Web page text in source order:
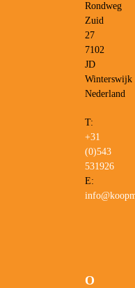
Rondweg
Zuid
27
7102
JD
Winterswijk
Nederland
T:
+31
(0)543
531926
E:
O